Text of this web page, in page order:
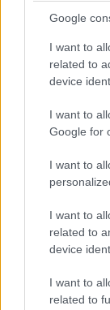
Google
I want to
related to
device
I want to
Google for
I want to
I want to
related to
device
I want to
related to